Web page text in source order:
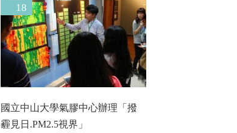
18
國立中山大學氣膠中心辦理「撥
霾見日.PM2.5視界」